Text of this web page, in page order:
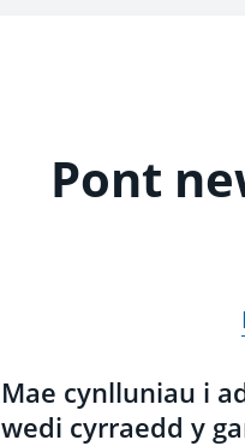
Pont
Mae cynlluniau i
wedi cyrraedd y